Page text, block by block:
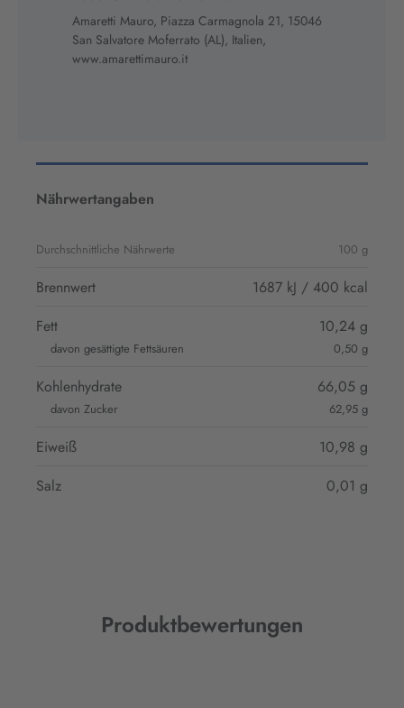
Amaretti Mauro, Piazza Carmagnola 21, 15046
San Salvatore Moferrato (AL), Italien,
www.amarettimauro.it
Nährwertangaben
Durchschnittliche Nährwerte 100 g
Brennwert
1687 kJ / 400 kcal
Fett
10,24 g
davon gesättigte Fettsäuren 0,50 g
Kohlenhydrate 66,05 g
davon Zucker 62,95 g
Eiweiß
10,98 g
Salz
0,01 g
Produktbewertungen